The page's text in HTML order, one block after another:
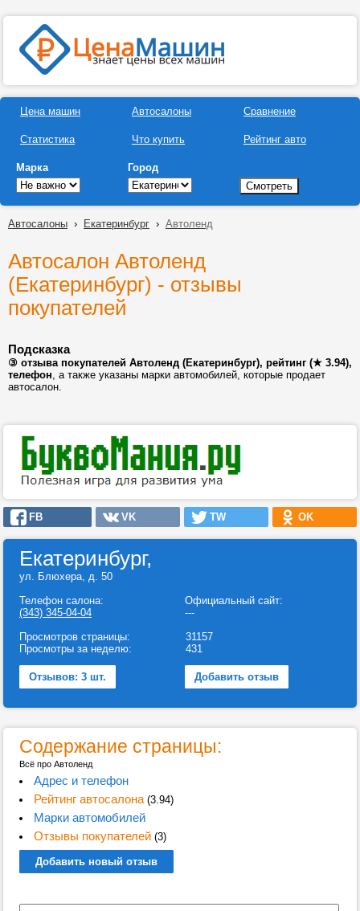
Цена машин
Статистика
Автосалоны
Что купить
Сравнение
Рейтинг авто
Марка Город
Автосалоны › Екатеринбург › Автоленд
Автосалон Автоленд
(Екатеринбург) - отзывы
покупателей
Подсказка
③ отзыва покупателей Автоленд (Екатеринбург), рейтинг (★ 3.94),
телефон, а также указаны марки автомобилей, которые продает
автосалон.
FB VK TW OK
Екатеринбург,
ул. Блюхера, д. 50
Телефон салона:
(343) 345-04-04
Официальный сайт:
---
Просмотров страницы:
Просмотры за неделю:
31157
431
Отзывов: 3 шт. Добавить отзыв
Содержание страницы:
Всё про Автоленд
Адрес и телефон
Рейтинг автосалона(3.94)
Марки автомобилей
Отзывы покупателей(3)
Добавить новый отзыв